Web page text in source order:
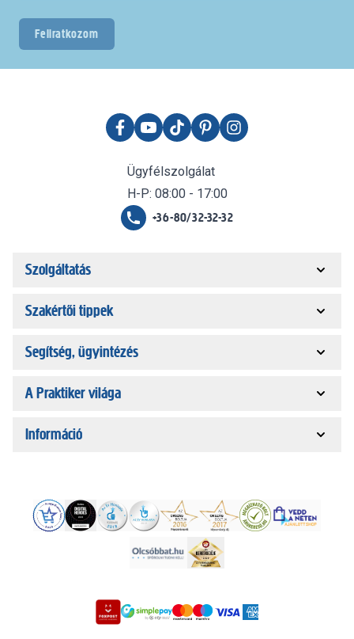
Feliratkozom
Ügyfélszolgálat
H-P: 08:00 - 17:00
+36-80/32-32-32
Szolgáltatás
Szakértői tippek
Segítség, ügyintézés
A Praktiker világa
Információ